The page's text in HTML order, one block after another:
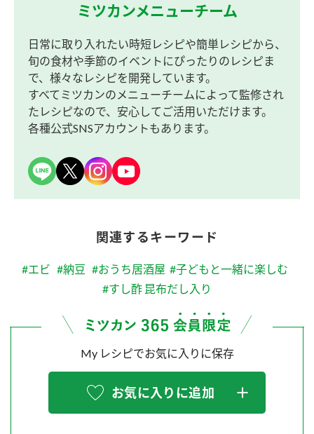
ミツカンメニューチーム
日常に取り入れたい時短レシピや簡単レシピから、
旬の食材や季節のイベントにぴったりのレシピま
で、様々なレシピを開発しています。
すべてミツカンのメニューチームによって監修され
たレシピなので、安心してご活用いただけます。
各種公式SNSアカウントもあります。
関連するキーワード
#エビ #納豆 #おうち居酒屋 #子どもと一緒に楽しむ
#すし酢 昆布だし入り
My レシピでお気に入りに保存
お気に入りに追加